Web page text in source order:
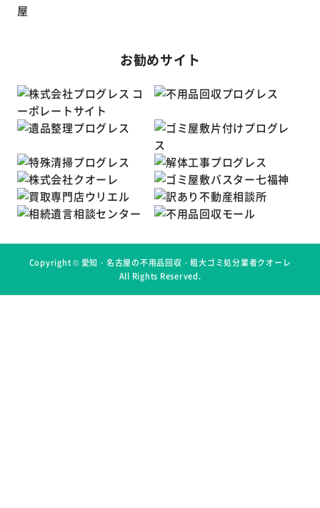
お勧めサイト
Copyright © 愛知・名古屋の不用品回収・粗大ゴミ処分業者クオーレ
All Rights Reserved.